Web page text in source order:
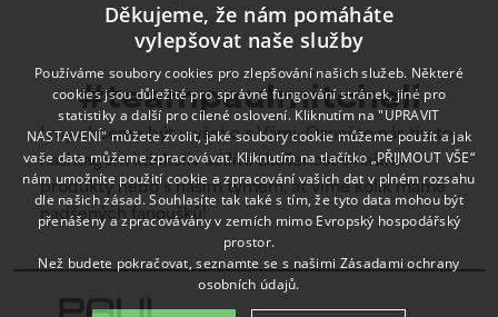
#teampaulmitchell
I my chceme být u všeho s Vámi. Označte nás tímto
hashtagem kdekoliv sdílíte zkušenost s našimi
produkty nebo s naším týmem, ať víme kolik máme
nadšených fanoušků!
Děkujeme, že nám pomáháte
vylepšovat naše služby
Používáme soubory cookies pro zlepšování našich služeb. Některé
cookies jsou důležité pro správné fungování stránek, jiné pro
statistiky a další pro cílené oslovení. Kliknutím na "UPRAVIT
NASTAVENÍ" můžete zvolit, jaké soubory cookie můžeme použít a jak
vaše data můžeme zpracovávat. Kliknutím na tlačítko „PŘIJMOUT VŠE“
nám umožníte použití cookie a zpracování vašich dat v plném rozsahu
dle našich zásad. Souhlasíte tak také s tím, že tyto data mohou být
přenášeny a zpracovávány v zemích mimo Evropský hospodářský
prostor.
Než budete pokračovat, seznamte se s našimi Zásadami ochrany
osobních údajů.